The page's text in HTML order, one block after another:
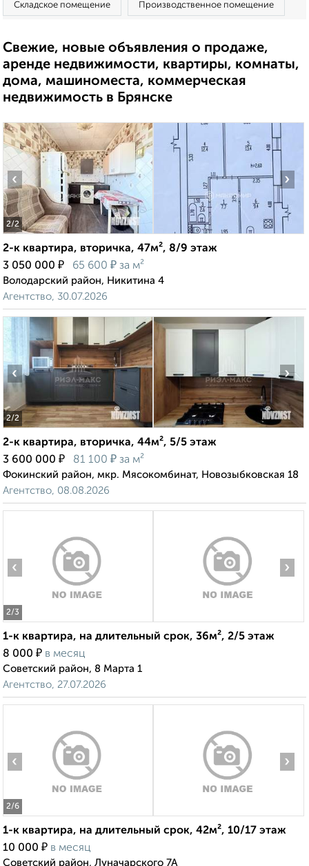
Складское помещение Производственное помещение
Свежие, новые объявления о продаже,
аренде недвижимости, квартиры, комнаты,
дома, машиноместа, коммерческая
недвижимость в Брянске
2/2
‹ ›
2-к квартира, вторичка, 47м², 8/9 этаж
3 050 000 ₽ 65 600 ₽ за м²
Володарский район, Никитина 4
Агентство, 30.07.2026
2/2
‹ ›
2-к квартира, вторичка, 44м², 5/5 этаж
3 600 000 ₽ 81 100 ₽ за м²
Фокинский район, мкр. Мясокомбинат, Новозыбковская 18
Агентство, 08.08.2026
2/3
‹ ›
1-к квартира, на длительный срок, 36м², 2/5 этаж
8 000 ₽ в месяц
Советский район, 8 Марта 1
Агентство, 27.07.2026
2/6
‹ ›
1-к квартира, на длительный срок, 42м², 10/17 этаж
10 000 ₽ в месяц
Советский район, Луначарского 7А